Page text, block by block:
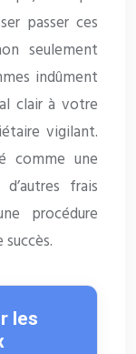
passer ces
seulement
indûment
clair à votre
vigilant.
comme une
frais
procédure
les